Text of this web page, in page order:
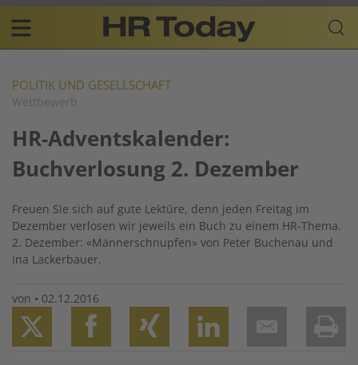
Skip
content
Plattform
für
Resources
navigation
DE
POLITIK UND GESELLSCHAFT
Wettbewerb
HR-Adventskalender:
Buchverlosung 2. Dezember
Freuen Sie sich auf gute Lektüre, denn jeden Freitag im
Dezember verlosen wir jeweils ein Buch zu einem HR-Thema.
2. Dezember: «Männerschnupfen» von Peter Buchenau und
Ina Lackerbauer.
von • 02.12.2016